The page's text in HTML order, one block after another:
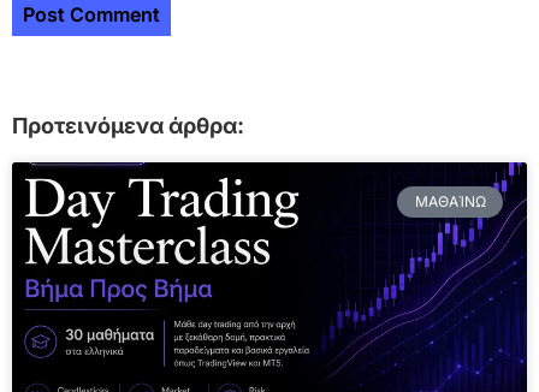
Προτεινόμενα άρθρα:
ΜΑΘΑΊΝΩ